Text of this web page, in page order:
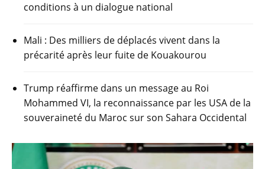
conditions à un dialogue national
Mali : Des milliers de déplacés vivent dans la
précarité après leur fuite de Kouakourou
Trump réaffirme dans un message au Roi
Mohammed VI, la reconnaissance par les USA de la
souveraineté du Maroc sur son Sahara Occidental